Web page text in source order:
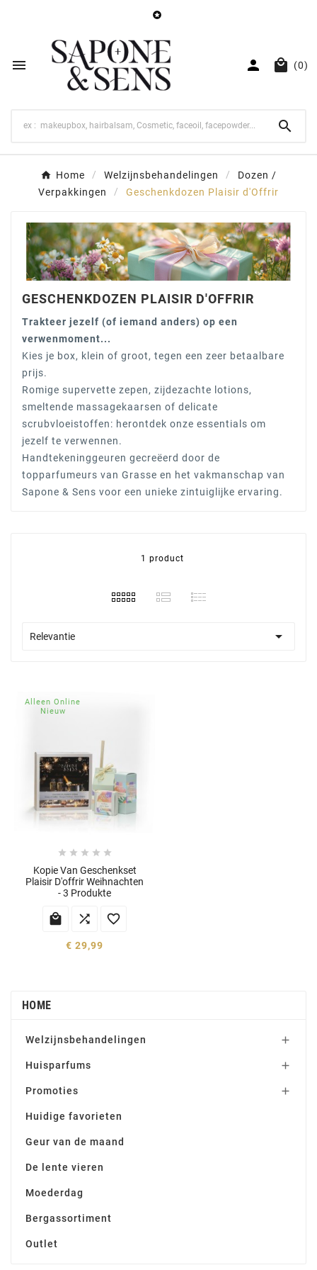

   (0)

Home Welzijnsbehandelingen
Dozen /
Verpakkingen
Geschenkdozen Plaisir d'Offrir
GESCHENKDOZEN PLAISIR D'OFFRIR
Trakteer jezelf (of iemand anders) op een
verwenmoment...
Kies je box, klein of groot, tegen een zeer betaalbare
prijs.
Romige supervette zepen, zijdezachte lotions,
smeltende massagekaarsen of delicate
scrubvloeistoffen: herontdek onze essentials om
jezelf te verwennen.
Handtekeninggeuren gecreëerd door de
topparfumeurs van Grasse en het vakmanschap van
Sapone & Sens voor een unieke zintuiglijke ervaring.
1 product
Relevantie 
Alleen Online
Nieuw
    
Kopie Van Geschenkset
Plaisir D'offrir Weihnachten
- 3 Produkte
  
€ 29,99
HOME
Welzijnsbehandelingen 
Huisparfums 
Promoties 
Huidige favorieten
Geur van de maand
De lente vieren
Moederdag
Bergassortiment
Outlet